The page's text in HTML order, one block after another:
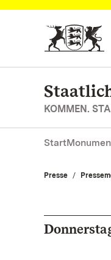
Zum Hauptinhalt
KOMMEN.
Start
Presse